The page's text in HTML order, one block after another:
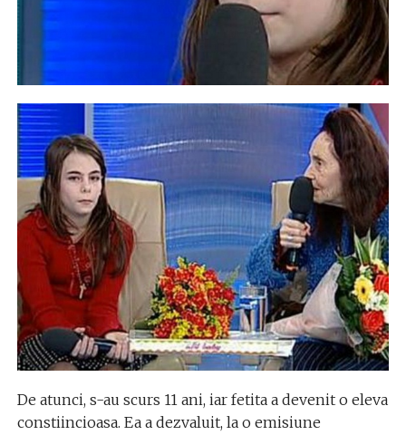
De atunci, s-au scurs 11 ani, iar fetita a devenit o eleva
constiincioasa. Ea a dezvaluit, la o emisiune